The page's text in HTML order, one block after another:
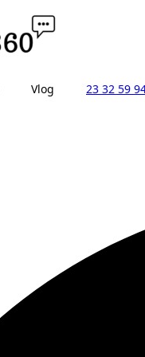
Vlog 23 32 59